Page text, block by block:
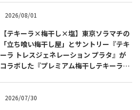
2026/08/01
【テキーラ×梅干し×塩】東京ソラマチの
「立ち喰い梅干し屋」とサントリー『テキ
ーラ トレスジェネレーション プラタ』が
コラボした『プレミアム梅干しテキーラソ
2026/07/30